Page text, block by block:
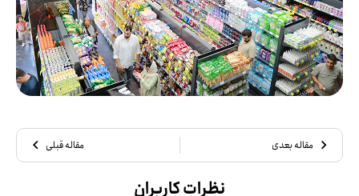
مقاله بعدی مقاله قبلی
نظرات کاربران